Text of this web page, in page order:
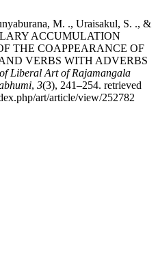
M. ., Uraisakul, S. ., &
ACCUMULATION
THE COAPPEARANCE OF
VERBS WITH ADVERBS
Liberal Art of Rajamangala
, 3(3), 241–254. retrieved
art/article/view/252782